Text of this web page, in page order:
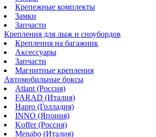
Крепежные комплекты
Замки
Запчасти
Крепления для лыж и сноубордов
Крепления на багажник
Аксессуары
Запчасти
Магнитные крепления
Автомобильные боксы
Atlant (Россия)
FARAD (Италия)
Hapro (Голладия)
INNO (Япония)
Koffer (Россия)
Menabo (Италия)